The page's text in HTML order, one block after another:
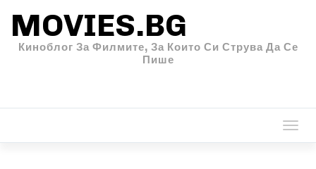
MOVIES.BG
Киноблог За Филмите, За Които Си Струва Да Се
Пише